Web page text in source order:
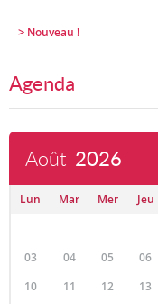
> Nouveau !
Agenda
Août 2026
Lun Mar Mer Jeu
03
04 05 06
10
11 12 13